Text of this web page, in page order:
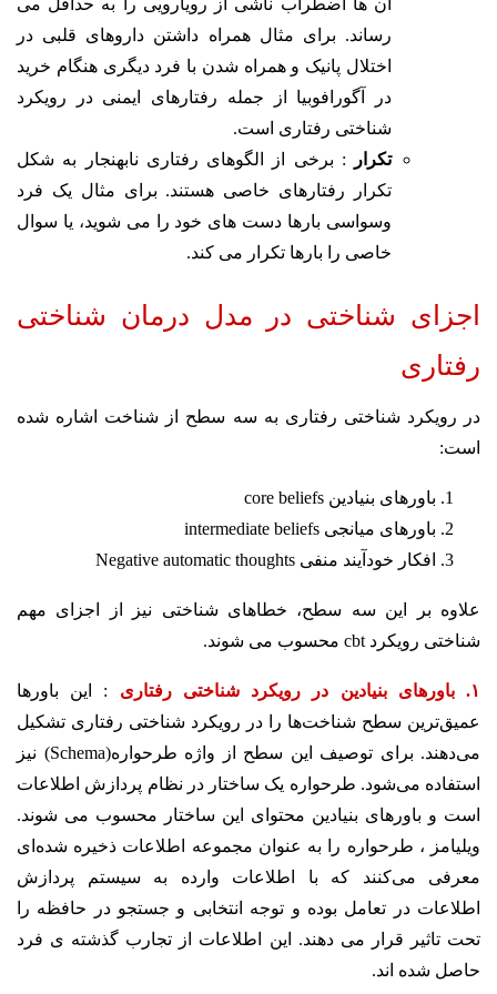
آن ها اضطراب ناشی از رویارویی را به حداقل می
رساند. برای مثال همراه داشتن داروهای قلبی در
اختلال پانیک و همراه شدن با فرد دیگری هنگام خرید
در آگورافوبیا از جمله رفتارهای ایمنی در رویکرد
شناختی رفتاری است.
تکرار
: برخی از الگوهای رفتاری نابهنجار به شکل
تکرار رفتارهای خاصی هستند. برای مثال یک فرد
وسواسی بارها دست های خود را می شوید، یا سوال
خاصی را بارها تکرار می کند.
اجزای شناختی در مدل درمان شناختی
رفتاری
در رویکرد شناختی رفتاری به سه سطح از شناخت اشاره شده
است:
باورهای بنیادین‌ core beliefs
باورهای میانجی intermediate beliefs
افکار خودآیند منفی‌ Negative automatic thoughts
علاوه بر این سه سطح، خطاهای شناختی نیز از اجزای مهم
شناختی رویکرد cbt محسوب می شوند.
۱. باورهای بنیادین در رویکرد شناختی رفتاری
: این باورها
عمیق‌ترین سطح شناخت‌ها را در رویکرد شناختی رفتاری تشکیل
می‌دهند. برای توصیف این سطح از واژه طرحواره(Schema) نیز
استفاده می‌شود. طرحواره یک ساختار در نظام پردازش اطلاعات
است و باورهای بنیادین محتوای این ساختار محسوب می شوند.
ویلیامز ، طرحواره را به عنوان مجموعه اطلاعات ذخیره شده‌ای
معرفی می‌کنند که با اطلاعات وارده به سیستم پردازش
اطلاعات در تعامل بوده و توجه انتخابی و جستجو در حافظه را
تحت تاثیر قرار می دهند. این اطلاعات از تجارب گذشته ی فرد
حاصل شده اند.